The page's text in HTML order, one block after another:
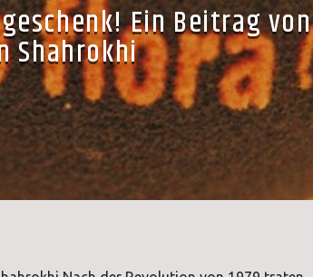
Ein Beitrag von
Shahrokhi